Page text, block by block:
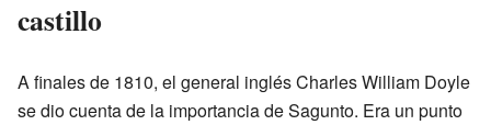
castillo
A finales de 1810, el general inglés Charles William Doyle
se dio cuenta de la importancia de Sagunto. Era un punto